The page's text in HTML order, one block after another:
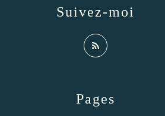
Pages
Suivez-moi